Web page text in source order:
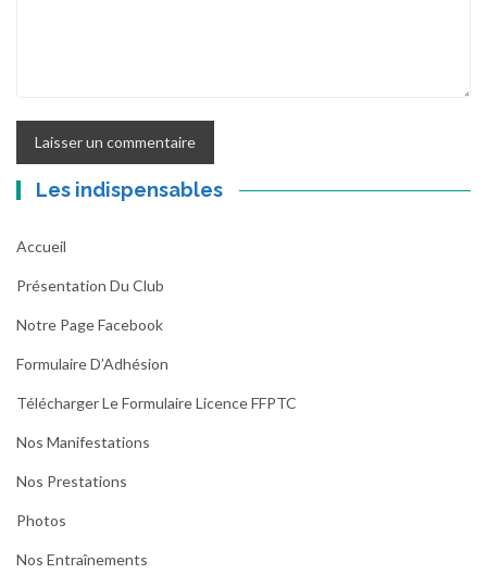
Les indispensables
Accueil
Présentation Du Club
Notre Page Facebook
Formulaire D’Adhésion
Télécharger Le Formulaire Licence FFPTC
Nos Manifestations
Nos Prestations
Photos
Nos Entraînements